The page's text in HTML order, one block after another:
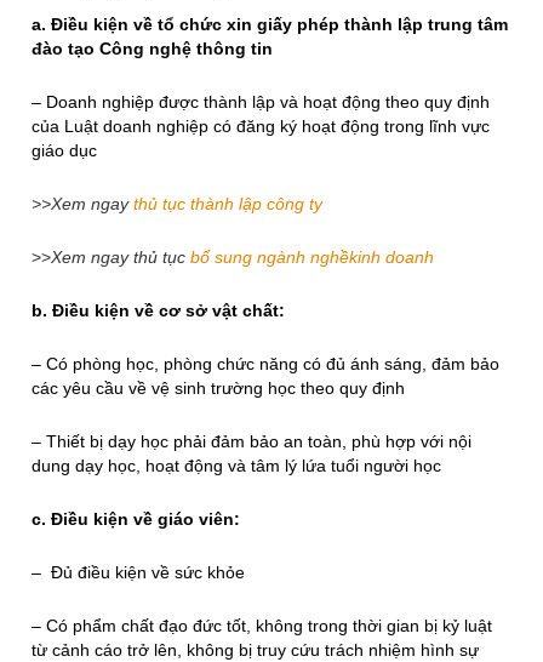
a. Điều kiện về tổ chức xin giấy phép thành lập trung tâm
đào tạo Công nghệ thông tin
– Doanh nghiệp được thành lập và hoạt động theo quy định
của Luật doanh nghiệp có đăng ký hoạt động trong lĩnh vực
giáo dục
>>Xem ngaythủ tục thành lập công ty
>>Xem ngay thủ tục bổ sung ngành nghềkinh doanh
b. Điều kiện về cơ sở vật chất:
– Có phòng học, phòng chức năng có đủ ánh sáng, đảm bảo
các yêu cầu về vệ sinh trường học theo quy định
– Thiết bị dạy học phải đảm bảo an toàn, phù hợp với nội
dung dạy học, hoạt động và tâm lý lứa tuổi người học
c. Điều kiện về giáo viên:
– Đủ điều kiện về sức khỏe
– Có phẩm chất đạo đức tốt, không trong thời gian bị kỷ luật
từ cảnh cáo trở lên, không bị truy cứu trách nhiệm hình sự